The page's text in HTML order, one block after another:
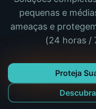
pequenas e
ameaças e
(24 horas /
Proteja